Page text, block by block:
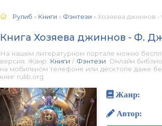
Рулиб » Книги » Фэнтези » Хозяева джиннов
Книга Хозяева джиннов - Ф.
На нашем литературном портале можно
версия. Жанр: Книги / Фэнтези . Онлайн
на мобильном телефоне или десктопе даже
книг rulib.org.
Жанр:
Автор: